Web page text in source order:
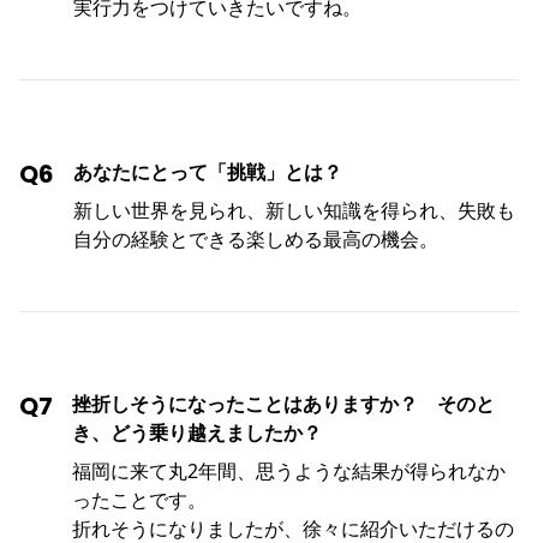
実行力をつけていきたいですね。
Q6
あなたにとって「挑戦」とは？
新しい世界を見られ、新しい知識を得られ、失敗も
自分の経験とできる楽しめる最高の機会。
Q7
挫折しそうになったことはありますか？ そのと
き、どう乗り越えましたか？
福岡に来て丸2年間、思うような結果が得られなか
ったことです。
折れそうになりましたが、徐々に紹介いただけるの